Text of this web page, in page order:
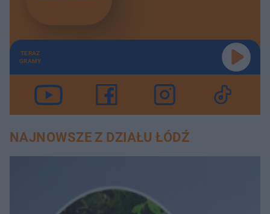
TERAZ
GRAMY
NAJNOWSZE Z DZIAŁU ŁÓDŹ